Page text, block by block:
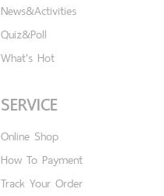
News&Activities
Quiz&Poll
What's Hot
SERVICE
Online Shop
How To Payment
Track Your Order